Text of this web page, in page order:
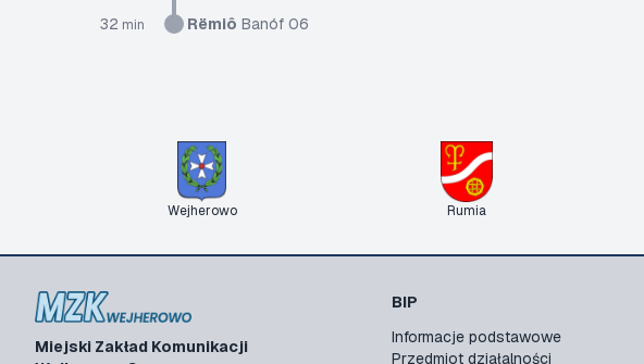
32 min Rëmiô Banóf 06
Wejherowo Rumia
Miejski Zakład Komunikacji
BIP
Informacje podstawowe
Przedmiot działalności